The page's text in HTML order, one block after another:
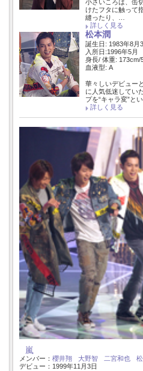
小さいころは、缶
けたフタに触って
縫ったり、…
詳しく見る
松本潤
誕生日: 1983年8月
入所日:1996年5月
身長/ 体重: 173cm/
血液型: A
華々しいデビュー
に人気低迷してい
プを“キャラ変”と
詳しく見る
嵐
メンバー： 櫻井翔 大野智 二宮和也
デビュー：1999年11月3日